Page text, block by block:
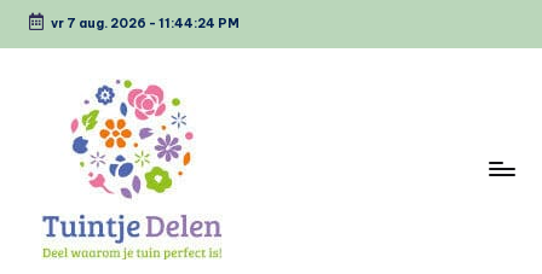
Ga
vr 7 aug. 2026 - 11:44:24 PM